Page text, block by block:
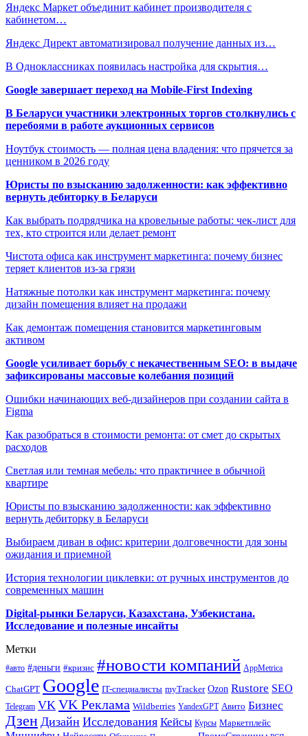
Яндекс Маркет объединит кабинет производителя с
кабинетом…
Яндекс Директ автоматизировал получение данных из…
В Одноклассниках появилась настройка для скрытия…
Google завершает переход на Mobile-First Indexing
В Беларуси участники электронных торгов столкнулись с
перебоями в работе аукционных сервисов
Ноутбук стоимость — полная цена владения: что прячется за
ценником в 2026 году
Юристы по взысканию задолженности: как эффективно
вернуть дебиторку в Беларуси
Как выбрать подрядчика на кровельные работы: чек-лист для
тех, кто строится или делает ремонт
Чистота офиса как инструмент маркетинга: почему бизнес
теряет клиентов из-за грязи
Натяжные потолки как инструмент маркетинга: почему
дизайн помещения влияет на продажи
Как демонтаж помещения становится маркетинговым
активом
Google усиливает борьбу с некачественным SEO: в выдаче
зафиксированы массовые колебания позиций
Ошибки начинающих веб-дизайнеров при создании сайта в
Figma
Как разобраться в стоимости ремонта: от смет до скрытых
расходов
Светлая или темная мебель: что практичнее в обычной
квартире
Юристы по взысканию задолженности: как эффективно
вернуть дебиторку в Беларуси
Выбираем диван в офис: критерии долговечности для зоны
ожидания и приемной
История технологии циклевки: от ручных инструментов до
современных машин
Digital-рынки Беларуси, Казахстана, Узбекистана.
Исследование и полезные инсайты
Метки
#авто #деньги #кризис #новости компаний AppMetrica
ChatGPT Google IT-специалисты myTracker Ozon Rustore SEO
Telegram VK VK Реклама Wildberries YandexGPT Авито Бизнес
Дзен Дизайн Исследования Кейсы Курсы Маркетплейс